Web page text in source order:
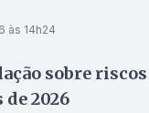
às 14h24
sobre
2026